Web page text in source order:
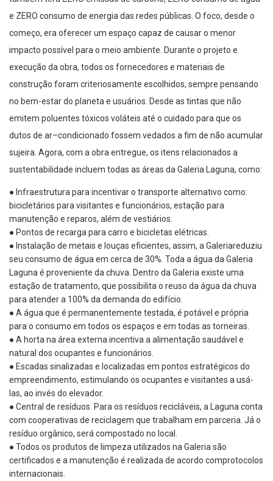
e ZERO consumo de energia das redes públicas. O foco, desde o
começo, era oferecer um espaço capaz de causar o menor
impacto possível para o meio ambiente Durante o projeto e
execução da obra, todos os fornecedores e materiais de
construção foram criteriosamente escolhidos, sempre pensando
no bem-estar do planeta e usuários Desde as tintas que não
emitem poluentes tóxicos voláteis até o cuidado para que os
dutos de ar–condicionado fossem vedados a fim de não acumular
sujeira. Agora, com a obra entregue, os itens relacionados a
sustentabilidade incluem todas as áreas da Galeria Laguna, como:
● Infraestrutura para incentivar o transporte alternativo como:
bicicletários para visitantes e funcionários, estação para
manutenção e reparos, além de vestiários.
● Pontos de recarga para carro e bicicletas elétricas.
● nstalação de metais e louças eficientes, assim, a Galeriareduziu
seu consumo de água em cerca de 30%. Toda a água da Galeria
Laguna é proveniente da chuva. Dentro da Galeria existe uma
estação de tratamento, que possibilita o reuso da água da chuva
para atender a 100% da demanda do edifício.
● A água que é permanentemente testada, é potável e própria
para o consumo em todos os espaços e em todas as torneiras.
● A horta na área externa incentiva a alimentação saudável e
natural dos ocupantes e funcionários.
● Escadas sinalizadas e localizadas em pontos estratégicos do
empreendimento, estimulando os ocupantes e visitantes a usá-
las, ao invés do elevador.
● Central de resíduos. Para os resíduos recicláveis, a Laguna conta
com cooperativas de reciclagem que trabalham em parceria . Já o
resíduo orgânico, será compostado no local
● Todos os produtos de limpeza utilizados na Galeria são
certificados e a manutenção é realizada de acordo comprotocolos
internacionais.